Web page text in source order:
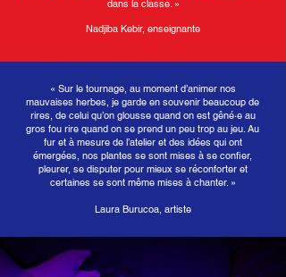
dans la classe. »
Nadjiba Kebir, enseignante
« Sur le tournage, au moment d’animer nos
mauvaises herbes, je garde en souvenir beaucoup de
rires, de celui qu’on glousse quand on est gêné·e au
gros fou rire quand on se prend un peu trop au jeu. Au
fur et à mesure de l’atelier et des idées qui ont
émergées, nos plantes se sont mises à se confier,
pleurer, se disputer pour mieux se réconforter et
certaines se sont même mises à chanter. »
Laura Burucoa, artiste